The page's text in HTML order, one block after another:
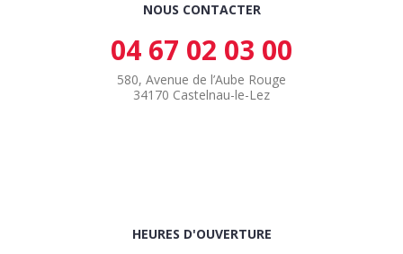
NOUS CONTACTER
04 67 02 03 00
580, Avenue de l’Aube Rouge
34170 Castelnau-le-Lez
HEURES D'OUVERTURE